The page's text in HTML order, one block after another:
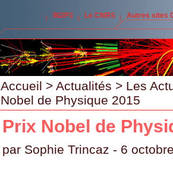
IN2P3 Le CNRS Autres sites
Accueil > Actualités > Les
Nobel de Physique 2015
Prix Nobel de
par Sophie Trincaz - 6